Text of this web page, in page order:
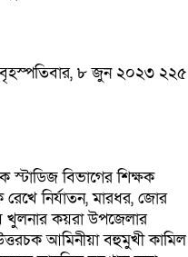
৮ জুন ২০২৩ ২২৫
স্টাডিজ বিভাগের শিক্ষক
নির্যাতন, মারধর, জোর
খুলনার কয়রা উপজেলার
আমিনীয়া বহুমুখী কামিল